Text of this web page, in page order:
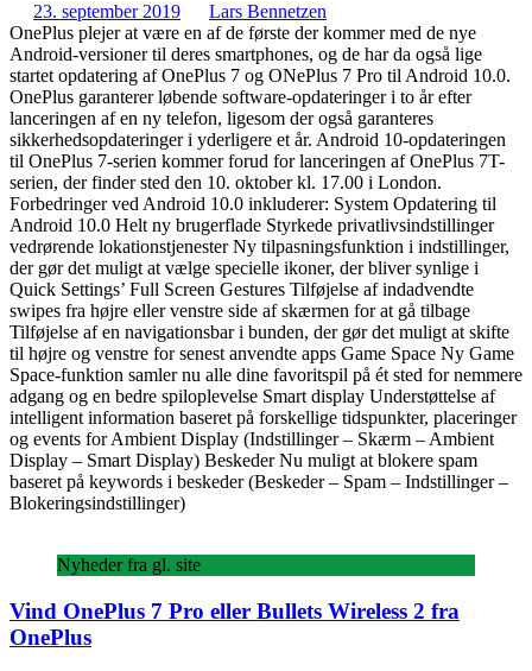
23. september 2019
Lars Bennetzen
OnePlus plejer at være en af de første der kommer med de nye
Android-versioner til deres smartphones, og de har da også lige
startet opdatering af OnePlus 7 og ONePlus 7 Pro til Android 10.0.
OnePlus garanterer løbende software-opdateringer i to år efter
lanceringen af en ny telefon, ligesom der også garanteres
sikkerhedsopdateringer i yderligere et år. Android 10-opdateringen
til OnePlus 7-serien kommer forud for lanceringen af OnePlus 7T-
serien, der finder sted den 10. oktober kl. 17.00 i London.
Forbedringer ved Android 10.0 inkluderer: System Opdatering til
Android 10.0 Helt ny brugerflade Styrkede privatlivsindstillinger
vedrørende lokationstjenester Ny tilpasningsfunktion i indstillinger,
der gør det muligt at vælge specielle ikoner, der bliver synlige i
Quick Settings’ Full Screen Gestures Tilføjelse af indadvendte
swipes fra højre eller venstre side af skærmen for at gå tilbage
Tilføjelse af en navigationsbar i bunden, der gør det muligt at skifte
til højre og venstre for senest anvendte apps Game Space Ny Game
Space-funktion samler nu alle dine favoritspil på ét sted for nemmere
adgang og en bedre spiloplevelse Smart display Understøttelse af
intelligent information baseret på forskellige tidspunkter, placeringer
og events for Ambient Display (Indstillinger – Skærm – Ambient
Display – Smart Display) Beskeder Nu muligt at blokere spam
baseret på keywords i beskeder (Beskeder – Spam – Indstillinger –
Blokeringsindstillinger)
Nyheder fra gl. site
Vind OnePlus 7 Pro eller Bullets Wireless 2 fra
OnePlus